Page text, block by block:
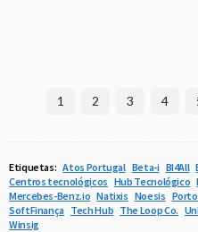
1 2 3 4
Etiquetas: Atos Portugal Beta-i BI4All
Centros tecnológicos Hub Tecnológico
Mercebes-Benz.io Natixis Noesis
SoftFinança Tech Hub The Loop Co.
Winsig